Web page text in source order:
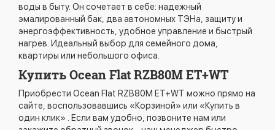
воды в быту. Он сочетает в себе: надежный
эмалированный бак, два автономных ТЭНа, защиту и
энергоэффективность, удобное управление и быстрый
нагрев. Идеальный выбор для семейного дома,
квартиры или небольшого офиса.
Купить Ocean Flat RZB80M ET+WT
Приобрести Ocean Flat RZB80M ET+WT можно прямо на
сайте, воспользовавшись «Корзиной» или «Купить в
один клик» . Если вам удобно, позвоните нам или